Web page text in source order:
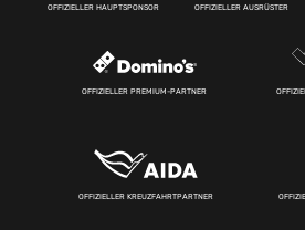
OFFIZIELLER HAUPTSPONSOR OFFIZIELLER AUSRÜSTER
OFFIZIELLER PREMIUM-PARTNER
OFFIZIELLER KREUZFAHRTPARTNER